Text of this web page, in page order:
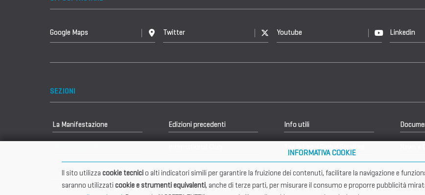
Google Maps Twitter Youtube Linkedin
SEZIONI
La Manifestazione Edizioni precedenti Info utili
INFORMATIVA COOKIE
Il sito utilizza cookie tecnici o alti indicatori simili per garantire la fruizione dei contenuti, facilitare la navigazione e
saranno utilizzati cookie e strumenti equivalenti, anche di terze parti, per misurare il consumo e proporre pubblicità